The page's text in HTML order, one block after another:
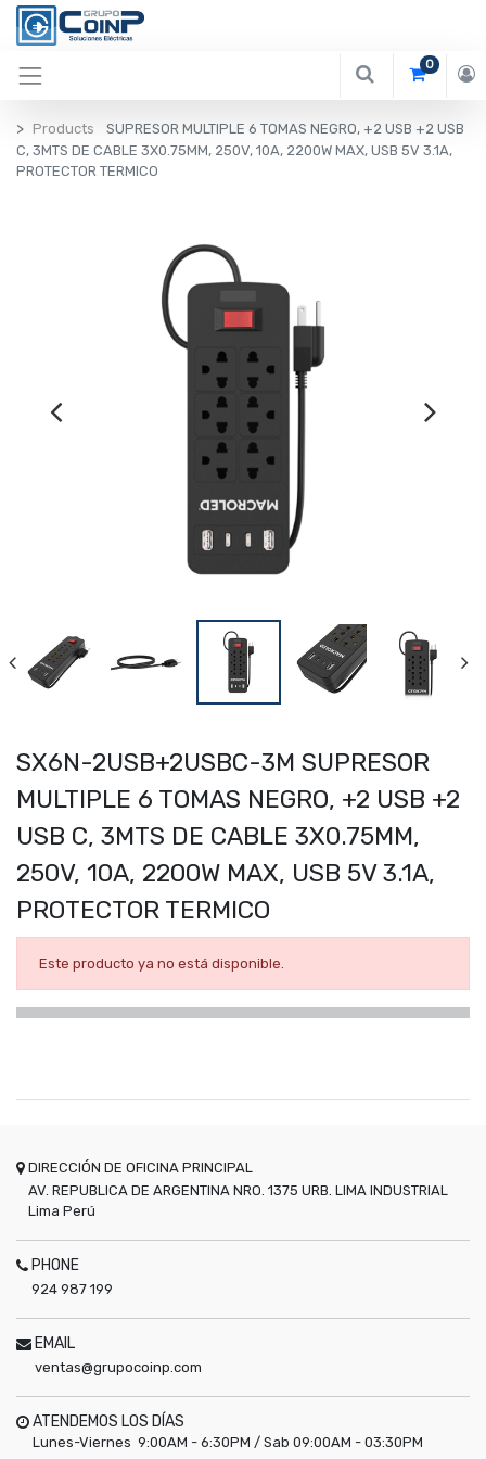
0
Products
SUPRESOR MULTIPLE 6 TOMAS NEGRO, +2 USB +2 USB
C, 3MTS DE CABLE 3X0.75MM, 250V, 10A, 2200W MAX, USB 5V 3.1A,
PROTECTOR TERMICO
SX6N-2USB+2USBC-3M SUPRESOR
MULTIPLE 6 TOMAS NEGRO, +2 USB +2
USB C, 3MTS DE CABLE 3X0.75MM,
250V, 10A, 2200W MAX, USB 5V 3.1A,
PROTECTOR TERMICO
Este producto ya no está disponible.
DIRECCIÓN DE OFICINA PRINCIPAL
AV. REPUBLICA DE ARGENTINA NRO. 1375 URB. LIMA INDUSTRIAL
Lima Perú
PHONE
924 987 199
EMAIL
ventas@grupocoinp.com
ATENDEMOS LOS DÍAS
Lunes-Viernes 9:00AM - 6:30PM / Sab 09:00AM - 03:30PM